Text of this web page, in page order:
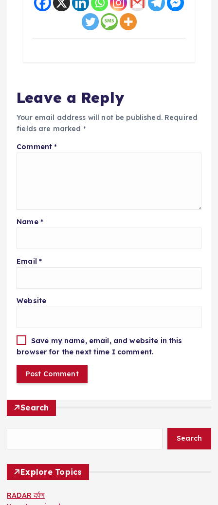
Leave a Reply
Your email address will not be published. Required
fields are marked *
Comment*
Name *
Email *
Website
Save my name, email, and website in this
browser for the next time I comment.
Search
Search
Explore Topics
RADAR दर्पण